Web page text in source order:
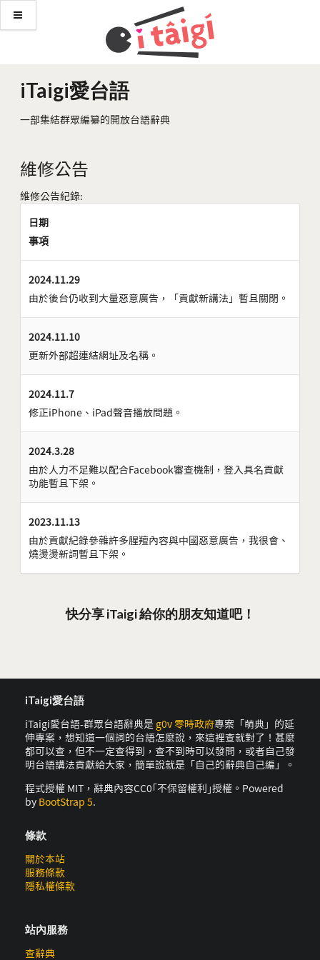
iTaigi愛台語
一部集結群眾編纂的開放台語辭典
維修公告
維修公告紀錄:
日期
事項
2024.11.29
由於後台仍收到大量惡意廣告，「貢獻新講法」暫且關閉。
2024.11.10
更新外部超連結網址及名稱。
2024.11.7
修正iPhone、iPad聲音播放問題。
2024.3.28
由於人力不足難以配合Facebook審查機制，登入具名貢獻
功能暫且下架。
2023.11.13
由於貢獻紀錄參雜許多腥羶內容與中國惡意廣告，我很會、
燒燙燙新詞暫且下架。
快分享 iTaigi 給你的朋友知道吧！
iTaigi愛台語
iTaigi愛台語-群眾台語辭典是 g0v 零時政府專案「萌典」的延
伸專案，想知道一個詞的台語怎麼說，來這裡查就對了！甚麼
都可以查，但不一定查得到，查不到時可以發問，或者自己發
明台語講法貢獻給大家，簡單說就是「自己的辭典自己編」。
程式授權 MIT，辭典內容CC0｢不保留權利｣授權。Powered
by BootStrap 5.
條款
關於本站
服務條款
隱私權條款
站內服務
查辭典